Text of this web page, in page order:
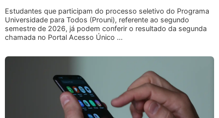
Estudantes que participam do processo seletivo do Programa
Universidade para Todos (Prouni), referente ao segundo
semestre de 2026, já podem conferir o resultado da segunda
chamada no Portal Acesso Único ...